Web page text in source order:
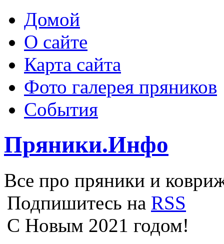
Домой
О сайте
Карта сайта
Фото галерея пряников
События
Пряники.Инфо
Все про пряники и
Подпишитесь на RSS
С Новым 2021 годом!